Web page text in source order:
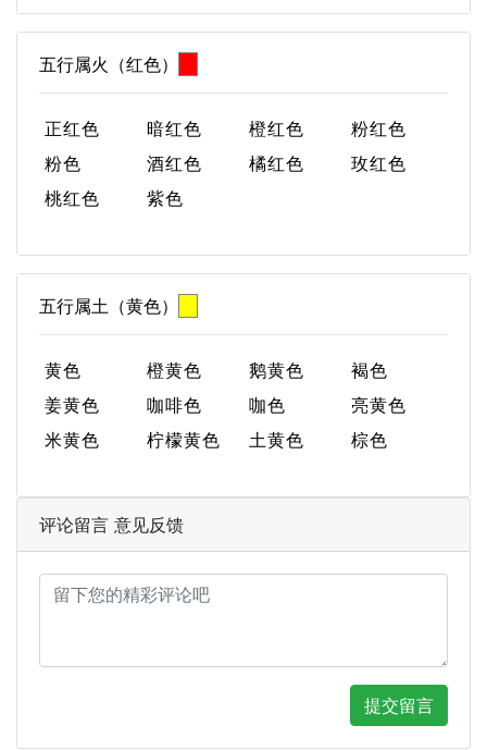
五行属火（红色）
正红色 暗红色 橙红色
粉红色
粉色
酒红色 橘红色
玫红色
桃红色
紫色
五行属土（黄色）
黄色 橙黄色 鹅黄色
褐色
姜黄色
咖啡色 咖色
亮黄色
米黄色
柠檬黄色 土黄色 棕色
评论留言 意见反馈
提交留言